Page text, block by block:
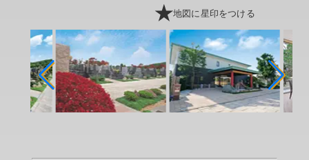
地図に星印をつける